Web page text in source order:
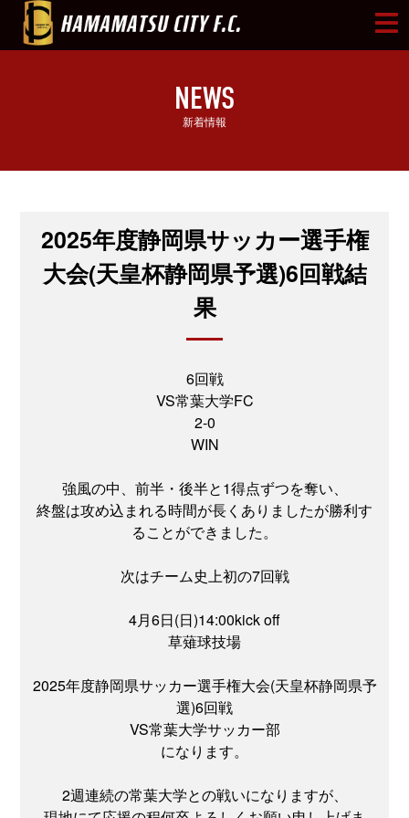
NEWS
新着情報
2025年度静岡県サッカー選手権
大会(天皇杯静岡県予選)6回戦結
果
6回戦
VS常葉大学FC
2‐0
WIN
強風の中、前半・後半と1得点ずつを奪い、
終盤は攻め込まれる時間が長くありましたが勝利す
ることができました。
次はチーム史上初の7回戦
4月6日(日)14:00kick off
草薙球技場
2025年度静岡県サッカー選手権大会(天皇杯静岡県予
選)6回戦
VS常葉大学サッカー部
になります。
2週連続の常葉大学との戦いになりますが、